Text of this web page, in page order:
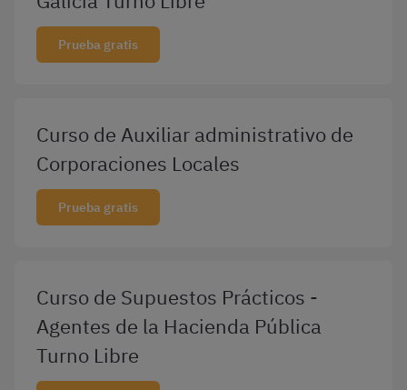
Prueba gratis
Curso de Auxiliar administrativo de
Corporaciones Locales
Prueba gratis
Curso de Supuestos Prácticos -
Agentes de la Hacienda Pública
Turno Libre